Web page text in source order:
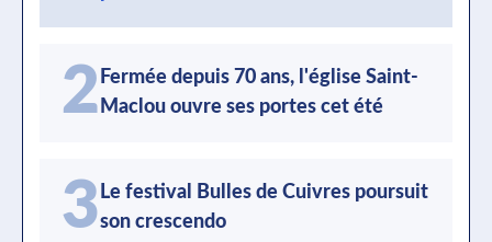
2 Fermée depuis 70 ans, l'église Saint-
Maclou ouvre ses portes cet été
3 Le festival Bulles de Cuivres poursuit
son crescendo